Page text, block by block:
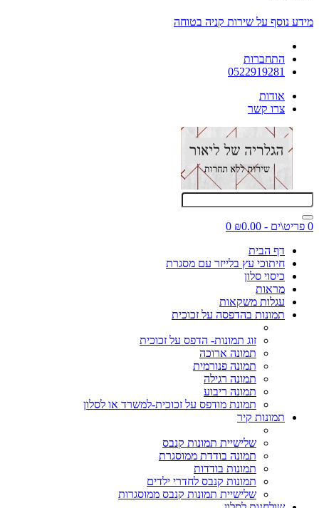
מידע נוסף על שירות קניה בטוחה
התחברות
0522919281
אודות
צרו קשר
0 פריט\ים - ₪0.00
0
דף הבית
חיתוכי עץ בלייזר עם מסגרת
כיסוי סלון
מראות
עגלות משקאות
תמונות בהדפסה על זכוכית
זוג תמונות- הדפס על זכוכית
תמונה ארוכה
תמונה פנורמית
תמונה רגילה
תמונה ריבוע
תמונת מודפס על זכוכית-למשרד או לסלון
תמונות קיר
שלישיית תמונות קנבס
תמונה בודדת ממוסגרת
תמונות בודדות
תמונות קנבס לחדרי ילדים
שלישיית תמונות קנבס ממוסגרות